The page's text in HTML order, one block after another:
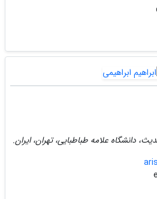
دانشگاه علامه طباطبایی، تهران، ایران.